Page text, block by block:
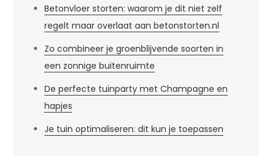
Betonvloer storten: waarom je dit niet zelf
regelt maar overlaat aan betonstorten.nl
Zo combineer je groenblijvende soorten in
een zonnige buitenruimte
De perfecte tuinparty met Champagne en
hapjes
Je tuin optimaliseren: dit kun je toepassen